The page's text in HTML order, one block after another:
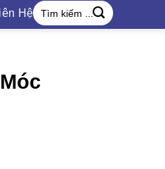
Hệ
Search
for: